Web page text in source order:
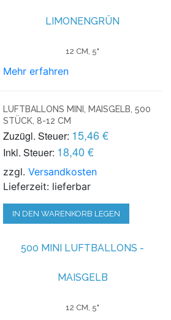
LIMONENGRÜN
12 CM, 5"
Mehr erfahren
LUFTBALLONS MINI, MAISGELB, 500
STÜCK, 8-12 CM
Zuzügl. Steuer: 15,46 €
Inkl. Steuer: 18,40 €
zzgl.Versandkosten
Lieferzeit: lieferbar
IN DEN WARENKORB LEGEN
500 MINI LUFTBALLONS -
MAISGELB
12 CM, 5"